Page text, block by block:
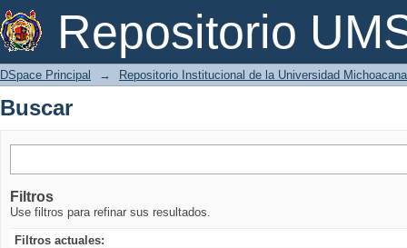
Repositorio
Buscar
DSpace Principal → Repositorio Institucional de la Universidad
Buscar
Filtros
Use filtros para refinar sus resultados.
Filtros actuales: